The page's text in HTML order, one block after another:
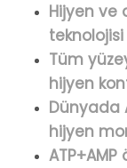
Hijyen ve
teknolojisi
Tüm
hijyen
Dünyada
hijyen